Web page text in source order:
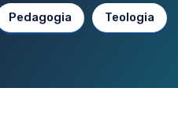
Pedagogia Teologia